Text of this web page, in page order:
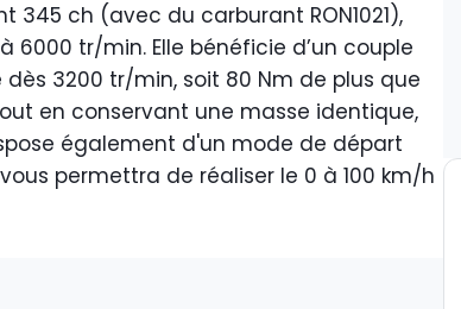
ch (avec du carburant RON1021),
tr/min. Elle bénéficie d’un couple
3200 tr/min, soit 80 Nm de plus que
en conservant une masse identique,
également d'un mode de départ
permettra de réaliser le 0 à 100 km/h